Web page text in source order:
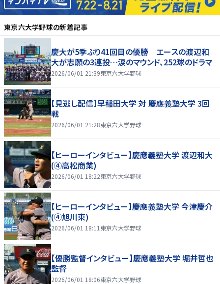
東京六大学野球の新着記事
慶大が5季ぶり41回目の優勝 エースの渡辺和
大が志願の3連投…涙のマウンド、252球のドラマ
2026/06/01 21:39東京六大学野球
【見逃し配信】早稲田大学 対 慶應義塾大学 3回
戦
2026/06/01 21:28東京六大学野球
【ヒーローインタビュー】慶應義塾大学 渡辺和大
(④高松商業)
2026/06/01 18:22東京六大学野球
【ヒーローインタビュー】慶應義塾大学 今津慶介
(④旭川東)
2026/06/01 18:11 東京六大学野球
【優勝監督インタビュー】慶應義塾大学 堀井哲也
監督
2026/06/01 18:06東京六大学野球